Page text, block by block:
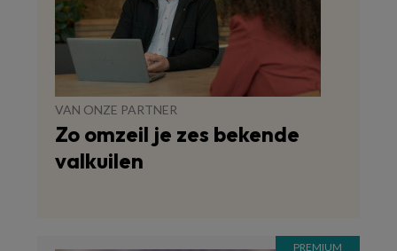
VAN ONZE PARTNER
Zo omzeil je zes bekende
valkuilen